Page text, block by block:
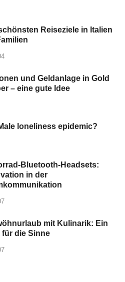
Reiseziele in Italien
und Geldanlage in Gold
– eine gute Idee
loneliness epidemic?
Bluetooth-Headsets:
in der
mit Kulinarik: Ein
für die Sinne